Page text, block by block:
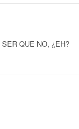
QUE NO, ¿EH?